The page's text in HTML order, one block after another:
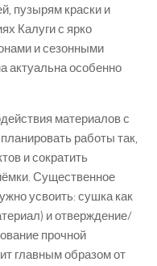
пузырям краски и
Калуги с ярко
и сезонными
актуальна особенно
материалов с
работы так,
и сократить
Существенное
усвоить: сушка как
и отверждение/
прочной
главным образом от